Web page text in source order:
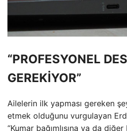
“PROFESYONEL
GEREKİYOR”
Ailelerin ilk yapması gereken
etmek olduğunu vurgulayan
“Kumar bağımlısına ya da